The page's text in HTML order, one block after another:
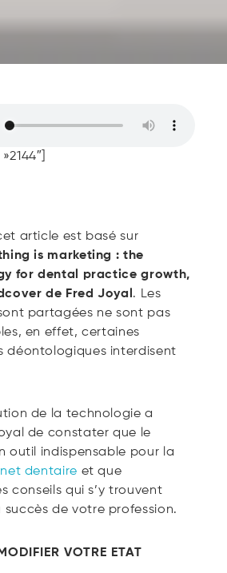
article est basé sur
is marketing : the
for dental practice growth,
de Fred Joyal . Les
partagées ne sont pas
en effet, certaines
déontologiques interdisent
de la technologie a
de constater que le
outil indispensable pour la
dentaire et que
conseils qui s’y trouvent
succès de votre profession.
VOTRE ETAT